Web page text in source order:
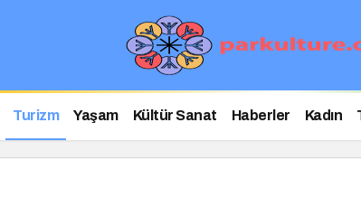
Turizm Yaşam Kültür Sanat Haberler Kadın